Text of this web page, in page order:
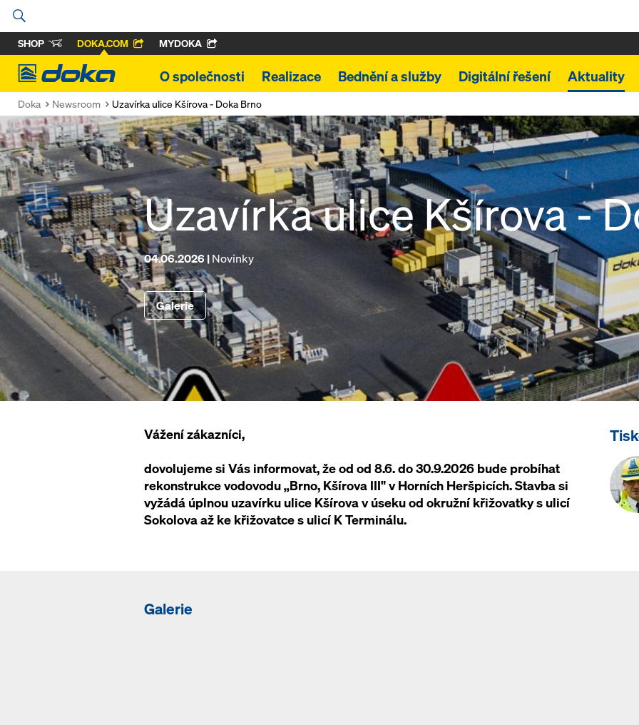
SHOP DOKA.COM MYDOKA
Doka
O společnosti Realizace Bednění a služby Digitální řešení Aktuality
Doka Newsroom Uzavírka ulice Kšírova - Doka Brno
Uzavírka ulice Kšírova -
04.06.2026 |Novinky
Galerie
Vážení zákazníci,
dovolujeme si Vás informovat, že od od 8.6. do 30.9.2026 bude probíhat
rekonstrukce vodovodu „Brno, Kšírova III" v Horních Heršpicích. Stavba si
vyžádá úplnou uzavírku ulice Kšírova v úseku od okružní křižovatky s ulicí
Sokolova až ke křižovatce s ulicí K Terminálu.
Galerie